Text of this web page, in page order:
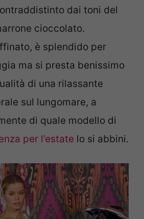
dai toni del
cioccolato.
è splendido per
ma si presta benissimo
di una rilassante
sul lungomare, a
di quale modello di
per l’estate lo si abbini.